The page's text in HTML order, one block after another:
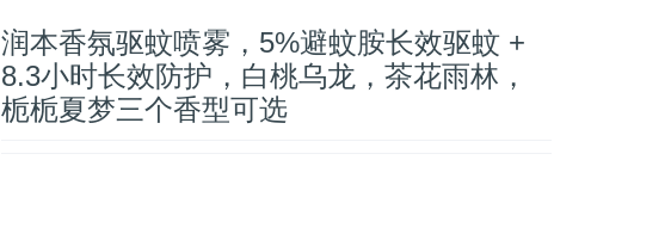
润本香氛驱蚊喷雾，5%避蚊胺长效驱蚊 +
8.3小时长效防护，白桃乌龙，茶花雨林，
栀栀夏梦三个香型可选